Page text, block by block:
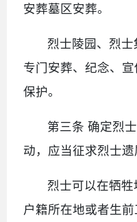
安葬墓区安葬。
烈士陵园、烈
专门安葬、纪念、
保护。
第三条 确定烈
动，应当征求烈士遗
烈士可以在牺
户籍所在地或者生